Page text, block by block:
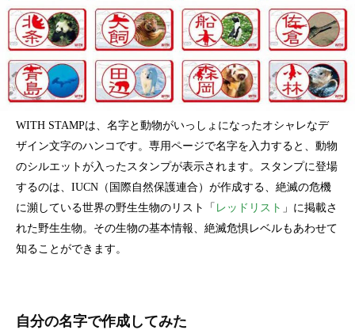
WITH STAMPは、名字と動物がいっしょになったオシャレなデ
ザイン文字のハンコです。専用ページで名字を入力すると、動物
のシルエットが入ったスタンプが表示されます。スタンプに登場
するのは、IUCN（国際自然保護連合）が作成する、絶滅の危機
に瀕している世界の野生生物のリスト「 レッドリスト 」に掲載さ
れた野生生物。その生物の基本情報、絶滅危惧レベルもあわせて
知ることができます。
自分の名字で作成してみた